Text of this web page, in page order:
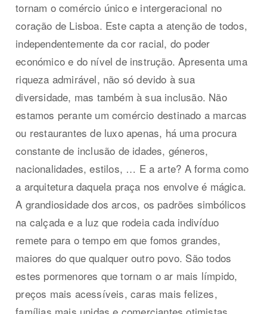
tornam o comércio único e intergeracional no
coração de Lisboa. Este capta a atenção de todos,
independentemente da cor racial, do poder
económico e do nível de instrução. Apresenta uma
riqueza admirável, não só devido à sua
diversidade, mas também à sua inclusão. Não
estamos perante um comércio destinado a marcas
ou restaurantes de luxo apenas, há uma procura
constante de inclusão de idades, géneros,
nacionalidades, estilos, … E a arte? A forma como
a arquitetura daquela praça nos envolve é mágica.
A grandiosidade dos arcos, os padrões simbólicos
na calçada e a luz que rodeia cada indivíduo
remete para o tempo em que fomos grandes,
maiores do que qualquer outro povo. São todos
estes pormenores que tornam o ar mais límpido,
preços mais acessíveis, caras mais felizes,